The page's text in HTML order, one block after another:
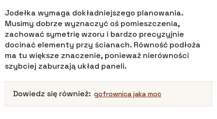
Jodełka wymaga dokładniejszego planowania.
Musimy dobrze wyznaczyć oś pomieszczenia,
zachować symetrię wzoru i bardzo precyzyjnie
docinać elementy przy ścianach. Równość podłoża
ma tu większe znaczenie, ponieważ nierówności
szybciej zaburzają układ paneli.
Dowiedz się również: gofrownica jaka moc